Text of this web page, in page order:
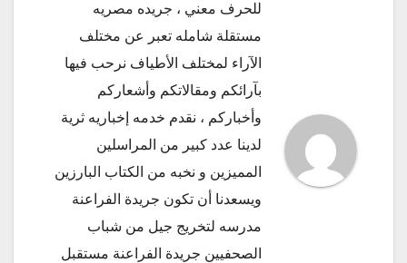
للحرف معني ، جريده مصريه
مستقلة شامله تعبر عن مختلف
الآراء لمختلف الأطياف نرحب فيها
بآرائكم ومقالاتكم وأشعاركم
وأخباركم ، نقدم خدمه إخباريه ثرية
لدينا عدد كبير من المراسلين
المميزين و نخبه من الكتاب البارزين
ويسعدنا أن تكون جريدة الفراعنة
مدرسه لتخريج جيل من شباب
الصحفيين جريدة الفراعنة مستقبل